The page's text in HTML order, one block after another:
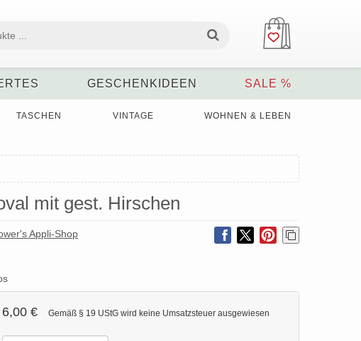
GESCHENKIDEEN SALE %
TASCHEN VINTAGE WOHNEN & LEBEN
mit gest. Hirschen
Appli-Shop
6,00 € Gemäß § 19 UStG wird keine Umsatzsteuer ausgewiesen